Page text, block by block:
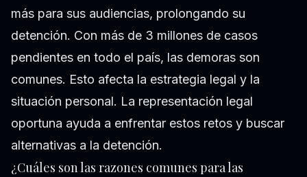
más para sus audiencias, prolongando su
detención. Con más de 3 millones de casos
pendientes en todo el país, las demoras son
comunes. Esto afecta la estrategia legal y la
situación personal. La representación legal
oportuna ayuda a enfrentar estos retos y buscar
alternativas a la detención.
¿Cuáles son las razones comunes para las